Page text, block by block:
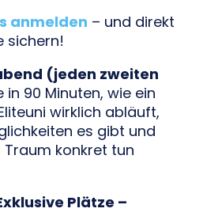
anmelden – und direkt
sichern!
(jeden zweiten
in 90 Minuten, wie ein
wirklich abläuft,
es gibt und
konkret tun
Plätze –